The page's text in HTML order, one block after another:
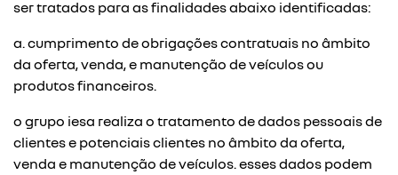
ser tratados para as finalidades abaixo identificadas:
a. cumprimento de obrigações contratuais no âmbito
da oferta, venda, e manutenção de veículos ou
produtos financeiros.
o grupo iesa realiza o tratamento de dados pessoais de
clientes e potenciais clientes no âmbito da oferta,
venda e manutenção de veículos. esses dados podem